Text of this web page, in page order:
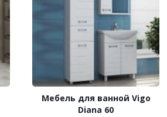
Мебель для ванной Vigo
Diana 60